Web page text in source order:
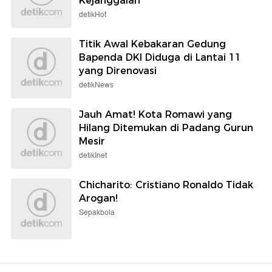
detikHot
Titik Awal Kebakaran Gedung
Bapenda DKI Diduga di Lantai 11
yang Direnovasi
detikNews
Jauh Amat! Kota Romawi yang
Hilang Ditemukan di Padang Gurun
Mesir
detikInet
Chicharito: Cristiano Ronaldo Tidak
Arogan!
Sepakbola